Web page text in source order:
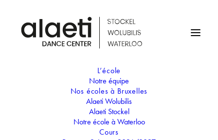
L’école
Notre équipe
Nos écoles à Bruxelles
Alaeti Wolubilis
Alaeti Stockel
Notre école à Waterloo
Cours